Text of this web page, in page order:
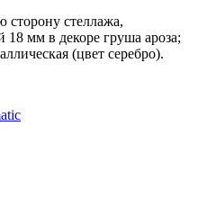
сторону стеллажа,
мм в декоре груша ароза;
(цвет серебро).